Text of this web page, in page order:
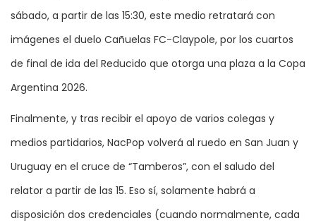
sábado, a partir de las 15:30, este medio retratará con
imágenes el duelo Cañuelas FC-Claypole, por los cuartos
de final de ida del Reducido que otorga una plaza a la Copa
Argentina 2026.
Finalmente, y tras recibir el apoyo de varios colegas y
medios partidarios, NacPop volverá al ruedo en San Juan y
Uruguay en el cruce de “Tamberos”, con el saludo del
relator a partir de las 15. Eso sí, solamente habrá a
disposición dos credenciales (cuando normalmente, cada